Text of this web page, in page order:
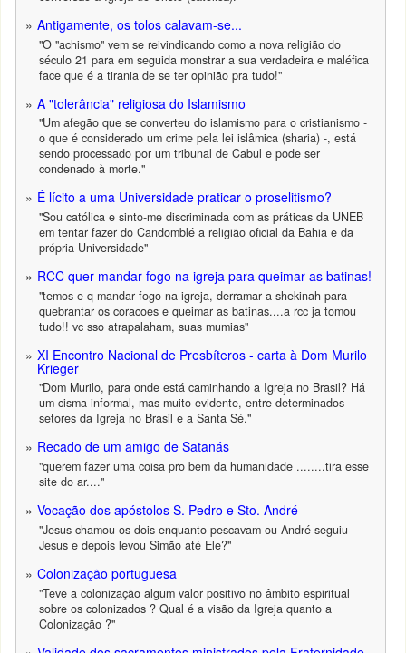
Antigamente, os tolos calavam-se...
"O "achismo" vem se reivindicando como a nova religião do
século 21 para em seguida monstrar a sua verdadeira e maléfica
face que é a tirania de se ter opinião pra tudo!"
A "tolerância" religiosa do Islamismo
"Um afegão que se converteu do islamismo para o cristianismo -
o que é considerado um crime pela lei islâmica (sharia) -, está
sendo processado por um tribunal de Cabul e pode ser
condenado à morte."
É lícito a uma Universidade praticar o proselitismo?
"Sou católica e sinto-me discriminada com as práticas da UNEB
em tentar fazer do Candomblé a religião oficial da Bahia e da
própria Universidade"
RCC quer mandar fogo na igreja para queimar as batinas!
"temos e q mandar fogo na igreja, derramar a shekinah para
quebrantar os coracoes e queimar as batinas....a rcc ja tomou
tudo!! vc sso atrapalaham, suas mumias"
XI Encontro Nacional de Presbíteros - carta à Dom Murilo
Krieger
"Dom Murilo, para onde está caminhando a Igreja no Brasil? Há
um cisma informal, mas muito evidente, entre determinados
setores da Igreja no Brasil e a Santa Sé."
Recado de um amigo de Satanás
"querem fazer uma coisa pro bem da humanidade ........tira esse
site do ar...."
Vocação dos apóstolos S. Pedro e Sto. André
"Jesus chamou os dois enquanto pescavam ou André seguiu
Jesus e depois levou Simão até Ele?"
Colonização portuguesa
"Teve a colonização algum valor positivo no âmbito espiritual
sobre os colonizados ? Qual é a visão da Igreja quanto a
Colonização ?"